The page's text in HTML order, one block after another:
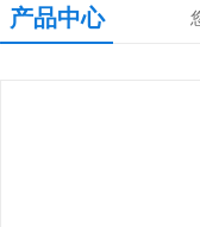
产品中心